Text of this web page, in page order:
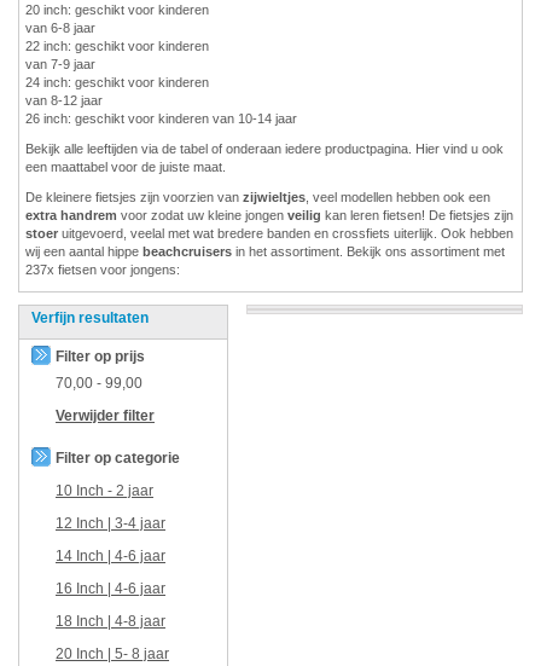
20 inch: geschikt voor kinderen
van 6-8 jaar
22 inch: geschikt voor kinderen
van 7-9 jaar
24 inch: geschikt voor kinderen
van 8-12 jaar
26 inch: geschikt voor kinderen van 10-14 jaar
Bekijk alle leeftijden via de tabel of onderaan iedere productpagina. Hier vind u ook
een maattabel voor de juiste maat.
De kleinere fietsjes zijn voorzien van zijwieltjes , veel modellen hebben ook een
extra handrem voor zodat uw kleine jongen veilig kan leren fietsen! De fietsjes zijn
stoer uitgevoerd, veelal met wat bredere banden en crossfiets uiterlijk. Ook hebben
wij een aantal hippe beachcruisers in het assortiment. Bekijk ons assortiment met
237x fietsen voor jongens:
Verfijn resultaten
Filter op prijs
70,00 - 99,00
Verwijder filter
Filter op categorie
10 Inch - 2 jaar
12 Inch | 3-4 jaar
14 Inch | 4-6 jaar
16 Inch | 4-6 jaar
18 Inch | 4-8 jaar
20 Inch | 5- 8 jaar